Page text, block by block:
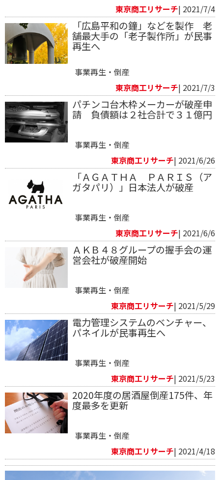
東京商工リサーチ| 2021/7/4
「広島平和の鐘」などを製作 老
舗最大手の「老子製作所」が民事
再生へ
事業再生・倒産
東京商工リサーチ| 2021/7/3
パチンコ台木枠メーカーが破産申
請 負債額は２社合計で３１億円
事業再生・倒産
東京商工リサーチ| 2021/6/26
「ＡＧＡＴＨＡ ＰＡＲＩＳ（ア
ガタパリ）」日本法人が破産
事業再生・倒産
東京商工リサーチ| 2021/6/6
ＡＫＢ４８グループの握手会の運
営会社が破産開始
事業再生・倒産
東京商工リサーチ| 2021/5/29
電力管理システムのベンチャー、
パネイルが民事再生へ
事業再生・倒産
東京商工リサーチ| 2021/5/23
2020年度の居酒屋倒産175件、年
度最多を更新
事業再生・倒産
東京商工リサーチ| 2021/4/18